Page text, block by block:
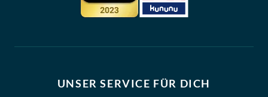
UNSER SERVICE FÜR DICH